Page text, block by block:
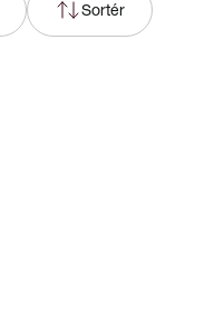
Sortér